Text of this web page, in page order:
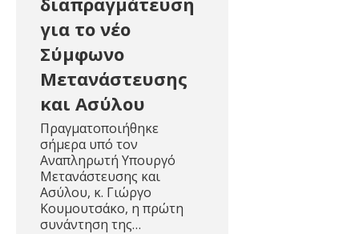
για το νέο
Σύμφωνο
Μετανάστευσης
και Ασύλου
Πραγματοποιήθηκε
σήμερα υπό τον
Αναπληρωτή Υπουργό
Μετανάστευσης και
Ασύλου, κ. Γιώργο
Κουμουτσάκο, η πρώτη
συνάντηση της…